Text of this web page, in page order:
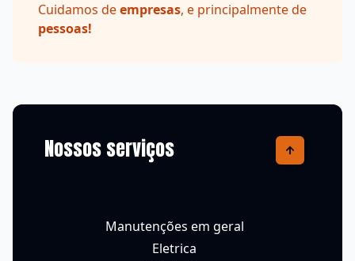
Cuidamos deempresas, e principalmente de
pessoas!
Nossos serviços
Manutenções em geral
Eletrica